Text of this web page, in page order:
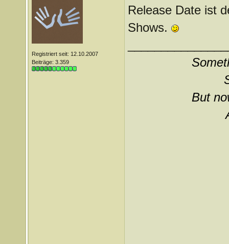
Registriert seit: 12.10.2007
Beiträge: 3.359
Release Date ist
Shows.
But